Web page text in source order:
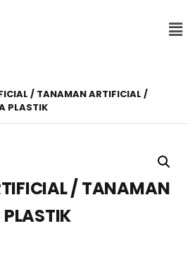
/ TANAMAN ARTIFICIAL /
PLASTIK
/ TANAMAN